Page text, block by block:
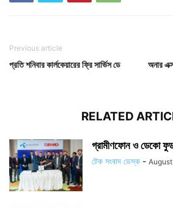
Previous article
প্রতি শনিবার কার্লকেয়ারের ফ্রি সার্ভিস ডে
অনার
RELATED
গ্রামীণফোন ও ডেকো
টেক সংবাদ ডেস্ক -